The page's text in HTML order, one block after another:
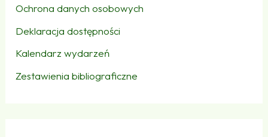
Ochrona danych osobowych
Deklaracja dostępności
Kalendarz wydarzeń
Zestawienia bibliograficzne